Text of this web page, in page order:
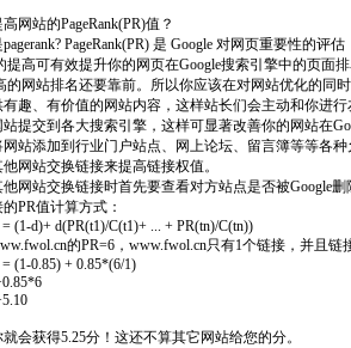
网站的PageRank(PR)值？
PageRank(PR) 是 Google 对网页重要性的评估
提高可有效提升你的网页在Google搜索引擎中的页面
的网站排名还要靠前。所以你应该在对网站优化的同
有趣、有价值的网站内容，这样站长们会主动和你进
站提交到各大搜索引擎，这样可显著改善你的网站在
网站添加到行业门户站点、网上论坛、留言簿等等各
他网站交换链接来提高链接权值。
他网站交换链接时首先要查看对方站点是否被Google
PR值计算方式：
(1-d)+ d(PR(t1)/C(t1)+ ... + PR(tn)/C(tn))
的PR=6，www.fwol.cn只有1个链接，并且链
(1-0.85) + 0.85*(6/1)
会获得5.25分！这还不算其它网站给您的分。